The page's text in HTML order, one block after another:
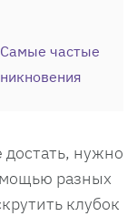
частые
достать, нужно
разных
клубок